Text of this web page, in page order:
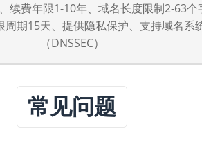
续费年限1-10年、域名长度限制2-63个
周期15天、提供隐私保护、支持域名系
（DNSSEC）
常见问题